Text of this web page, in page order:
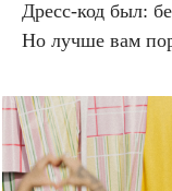
Дресс-код был:
Но лучше вам